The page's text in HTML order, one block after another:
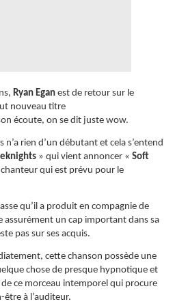
Ryan Egan est de retour sur le
nouveau titre
écoute, on se dit juste wow.
n’a rien d’un débutant et cela s’entend
» qui vient annoncer « Soft
qui est prévu pour le
qu’il a produit en compagnie de
assurément un cap important dans sa
pas sur ses acquis.
cette chanson possède une
chose de presque hypnotique et
de ce morceau intemporel qui procure
être à l’auditeur.